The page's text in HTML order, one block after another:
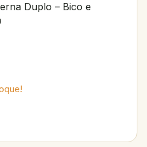
Duplo – Bico e